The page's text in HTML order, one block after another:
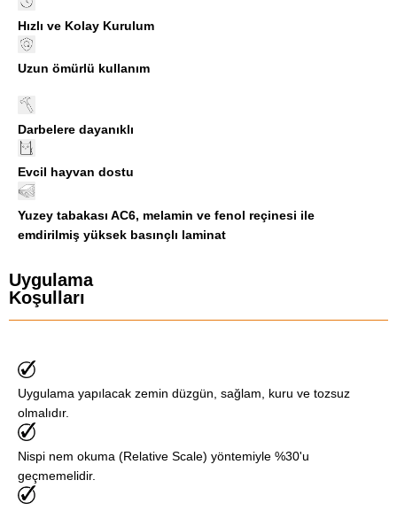
Hızlı ve Kolay Kurulum
Uzun ömürlü kullanım
Darbelere dayanıklı
Evcil hayvan dostu
Yuzey tabakası AC6, melamin ve fenol reçinesi ile
emdirilmiş yüksek basınçlı laminat
Uygulama
Koşulları
Uygulama yapılacak zemin düzgün, sağlam, kuru ve tozsuz
olmalıdır.
Nispi nem okuma (Relative Scale) yöntemiyle %30'u
geçmemelidir.